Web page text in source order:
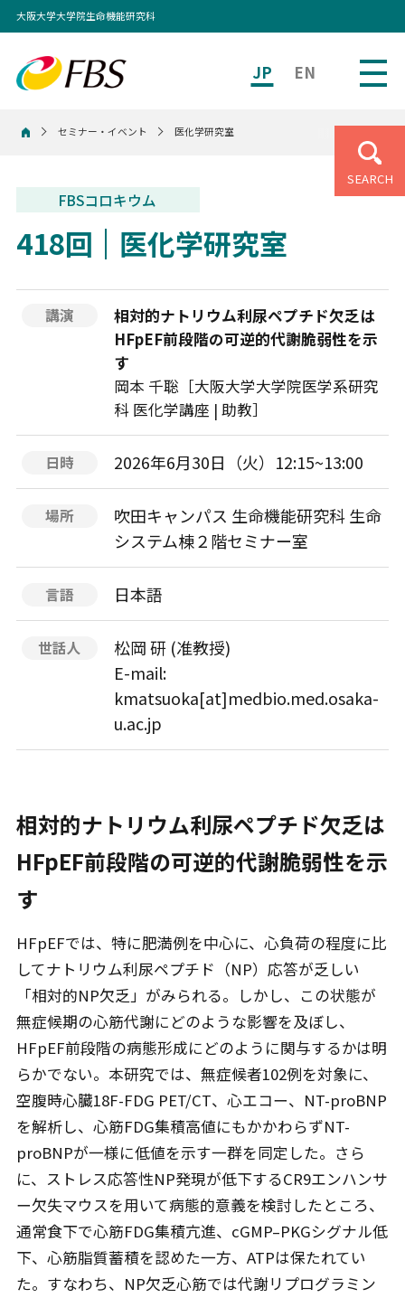
JP EN
大阪大学大学院生命機能研究科
SEARCH
ホームセミナー・イベント 医化学研究室
FBSコロキウム
418回 医化学研究室
講演
相対的ナトリウム利尿ペプチド欠乏は
HFpEF前段階の可逆的代謝脆弱性を示
す
岡本 千聡［大阪大学大学院医学系研究
科 医化学講座 | 助教］
日時 2026年6月30日（火）12:15~13:00
場所
吹田キャンパス 生命機能研究科 生命
システム棟２階セミナー室
言語 日本語
世話人
松岡 研 (准教授)
E-mail:
kmatsuoka[at]medbio.med.osaka-
u.ac.jp
相対的ナトリウム利尿ペプチド欠乏は
HFpEF前段階の可逆的代謝脆弱性を示
す
HFpEFでは、特に肥満例を中心に、心負荷の程度に比
してナトリウム利尿ペプチド（NP）応答が乏しい
「相対的NP欠乏」がみられる。しかし、この状態が
無症候期の心筋代謝にどのような影響を及ぼし、
HFpEF前段階の病態形成にどのように関与するかは明
らかでない。本研究では、無症候者102例を対象に、
空腹時心臓18F-FDG PET/CT、心エコー、NT-proBNP
を解析し、心筋FDG集積高値にもかかわらずNT-
proBNPが一様に低値を示す一群を同定した。さら
に、ストレス応答性NP発現が低下するCR9エンハンサ
ー欠失マウスを用いて病態的意義を検討したところ、
通常食下で心筋FDG集積亢進、cGMP–PKGシグナル低
下、心筋脂質蓄積を認めた一方、ATPは保たれてい
た。すなわち、NP欠乏心筋では代謝リプログラミン